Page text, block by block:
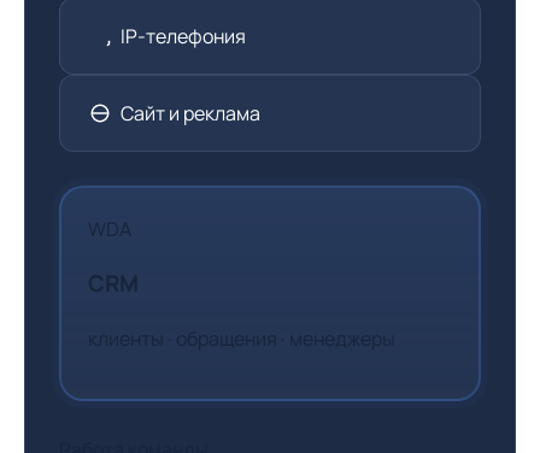
IP-телефония
Сайт и реклама
WDA
CRM
клиенты · обращения · менеджеры